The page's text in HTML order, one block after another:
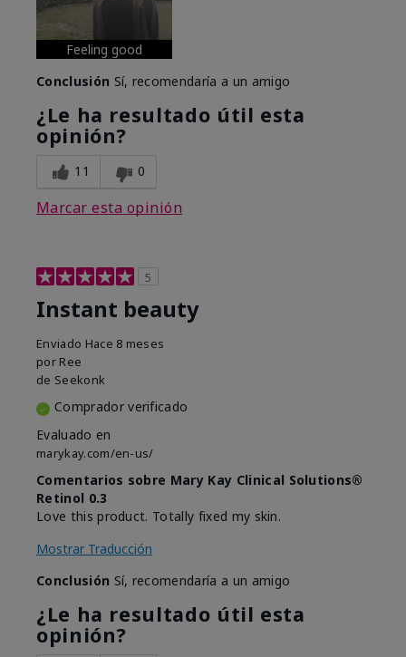
Feeling good
Conclusión Sí, recomendaría a un amigo
¿Le ha resultado útil esta
opinión?
11 0
Marcar esta opinión
5
Instant beauty
Enviado Hace 8 meses
por Ree
de Seekonk
Comprador verificado
Evaluado en
marykay.com/en-us/
Comentarios sobre Mary Kay Clinical Solutions®
Retinol 0.3
Love this product. Totally fixed my skin.
Mostrar Traducción
Conclusión Sí, recomendaría a un amigo
¿Le ha resultado útil esta
opinión?